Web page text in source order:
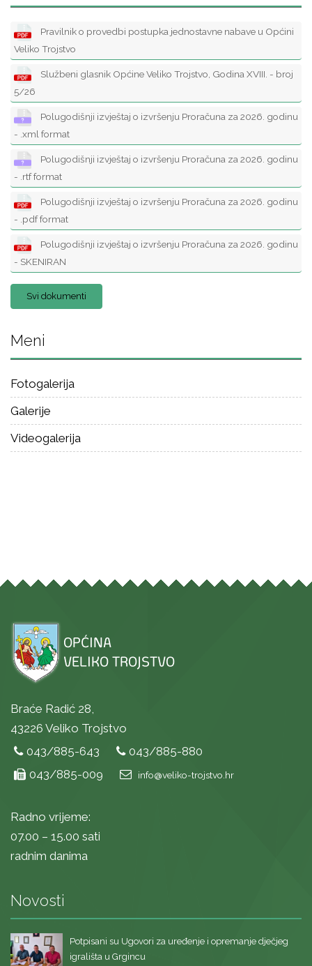
Pravilnik o provedbi postupka jednostavne nabave u Općini
Veliko Trojstvo
Službeni glasnik Općine Veliko Trojstvo, Godina XVIII. - broj
5/26
Polugodišnji izvještaj o izvršenju Proračuna za 2026. godinu
- .xml format
Polugodišnji izvještaj o izvršenju Proračuna za 2026. godinu
- .rtf format
Polugodišnji izvještaj o izvršenju Proračuna za 2026. godinu
- .pdf format
Polugodišnji izvještaj o izvršenju Proračuna za 2026. godinu
- SKENIRAN
Svi dokumenti
Meni
Fotogalerija
Galerije
Videogalerija
Braće Radić 28,
43226 Veliko Trojstvo
043/885-643
043/885-880
043/885-009
info@veliko-trojstvo.hr
Radno vrijeme:
07.00 – 15.00 sati
radnim danima
Novosti
Potpisani su Ugovori za uređenje i opremanje dječjeg
igrališta u Grgincu